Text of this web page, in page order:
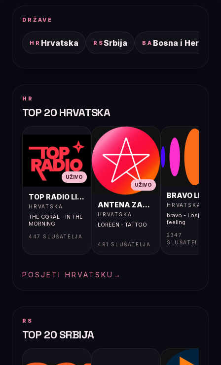
DRŽAVE
HR Hrvatska RSSrbija BA Bosna i
HR
TOP 20 HRVATSKA
UŽIVO
TOP RADIO LIVE
HRVATSKA
THE CORAL - IN THE
MORNING
447 SLUŠATELJA
UŽIVO
ANTENA ZAGREB LIVE
HRVATSKA
LOREEN - TATTOO
491 SLUŠATELJA
BRAVO LIVE
HRVATSKA
bravo - I osjećaj i
feeling
2347
SLUŠATELJA
POSJETI HRVATSKU →
RS
TOP 20 SRBIJA